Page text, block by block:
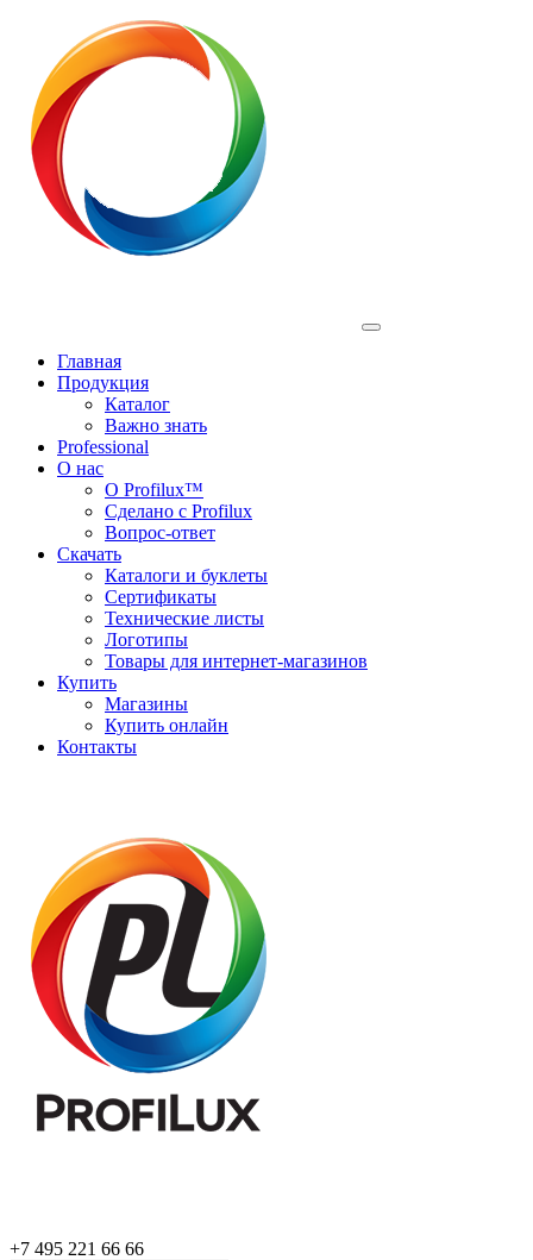
Главная
Продукция
Каталог
Важно знать
Professional
О нас
О Profilux™
Сделано с Profilux
Вопрос-ответ
Скачать
Каталоги и буклеты
Сертификаты
Технические листы
Логотипы
Товары для интернет-магазинов
Купить
Магазины
Купить онлайн
Контакты
+7 495 221 66 66